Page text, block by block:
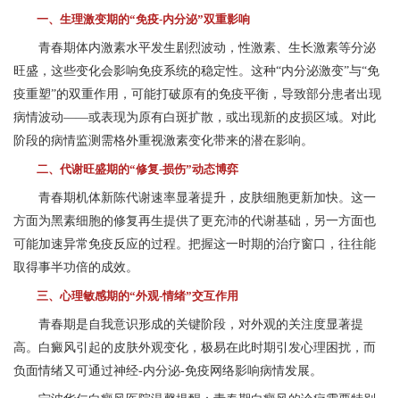
一、生理激变期的“免疫-内分泌”双重影响
青春期体内激素水平发生剧烈波动，性激素、生长激素等分泌
旺盛，这些变化会影响免疫系统的稳定性。这种“内分泌激变”与“免
疫重塑”的双重作用，可能打破原有的免疫平衡，导致部分患者出现
病情波动——或表现为原有白斑扩散，或出现新的皮损区域。对此
阶段的病情监测需格外重视激素变化带来的潜在影响。
二、代谢旺盛期的“修复-损伤”动态博弈
青春期机体新陈代谢速率显著提升，皮肤细胞更新加快。这一
方面为黑素细胞的修复再生提供了更充沛的代谢基础，另一方面也
可能加速异常免疫反应的过程。把握这一时期的治疗窗口，往往能
取得事半功倍的成效。
三、心理敏感期的“外观-情绪”交互作用
青春期是自我意识形成的关键阶段，对外观的关注度显著提
高。白癜风引起的皮肤外观变化，极易在此时期引发心理困扰，而
负面情绪又可通过神经-内分泌-免疫网络影响病情发展。